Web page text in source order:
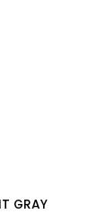
GRAY